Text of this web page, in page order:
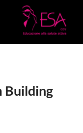
Building